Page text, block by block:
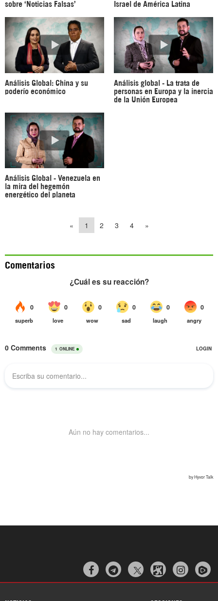
sobre ‘Noticias Falsas’
Israel de América Latina
Análisis Global: China y su
poderío económico
Análisis global - La trata de
personas en Europa y la inercia
de la Unión Europea
Análisis Global - Venezuela en
la mira del hegemón
energético del planeta
« 1 2 3 4 »
Comentarios
  